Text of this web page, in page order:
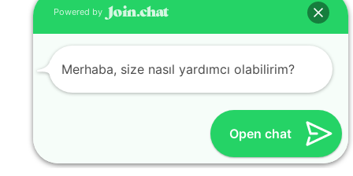
ORKİDE
Satın Almak İçin TıklayınOpen chat
Powered by
Merhaba, size nasıl yardımcı olabilirim?